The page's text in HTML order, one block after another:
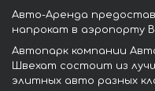
Авто-Аренда
напрокат в аэропорту
Автопарк компании
Швехат состоит из
элитных авто разных